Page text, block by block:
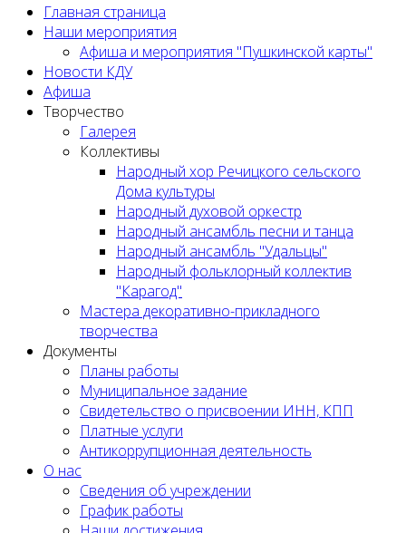
Главная страница
Наши мероприятия
Афиша и мероприятия "Пушкинской карты"
Новости КДУ
Афиша
Творчество
Галерея
Коллективы
Народный хор Речицкого сельского
Дома культуры
Народный духовой оркестр
Народный ансамбль песни и танца
Народный ансамбль "Удальцы"
Народный фольклорный коллектив
"Карагод"
Мастера декоративно-прикладного
творчества
Документы
Планы работы
Муниципальное задание
Cвидетельство о присвоении ИНН, КПП
Платные услуги
Антикоррупционная деятельность
О нас
Сведения об учреждении
График работы